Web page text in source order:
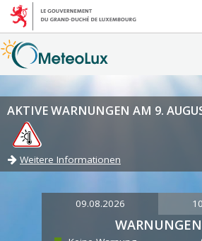
AKTIVE WARNUNGEN AM 9.
Weitere Informationen
09.08.2026
WARNUNGEN